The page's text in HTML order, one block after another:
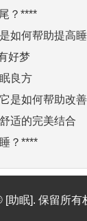
？****
如何帮助提高
好梦
良方
是如何帮助改
适的完美结合
？****
[助眠]. 保留所有